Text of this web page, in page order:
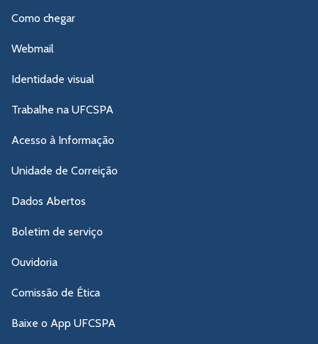
Como chegar
Webmail
Identidade visual
Trabalhe na UFCSPA
Acesso à Informação
Unidade de Correição
Dados Abertos
Boletim de serviço
Ouvidoria
Comissão de Ética
Baixe o App UFCSPA